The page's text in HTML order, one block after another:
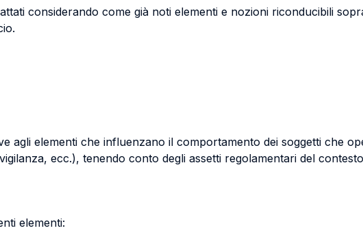
considerando come già noti elementi e nozioni riconducibili
agli elementi che influenzano il comportamento dei soggetti che
ecc.), tenendo conto degli assetti regolamentari del
elementi: